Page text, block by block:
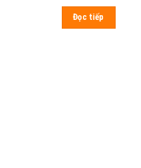
Đọc tiếp